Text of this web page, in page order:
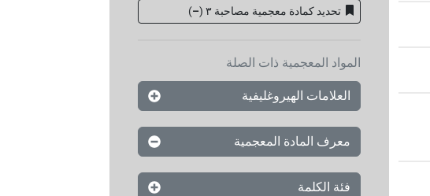
تحديد كمادة معجمية مصاحبة ۳ –
)
المواد المعجمية ذات الصلة
العلامات الهيروغليفية
معرف المادة المعجمية
فئة الكلمة